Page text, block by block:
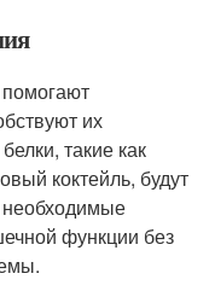
их
такие как
коктейль, будут
функции без